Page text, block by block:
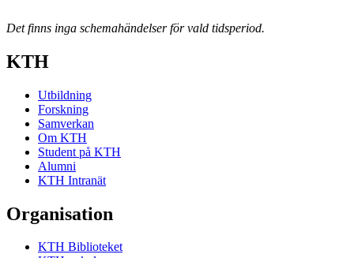
Det finns inga schemahändelser för vald tidsperiod.
KTH
Utbildning
Forskning
Samverkan
Om KTH
Student på KTH
Alumni
KTH Intranät
Organisation
KTH Biblioteket